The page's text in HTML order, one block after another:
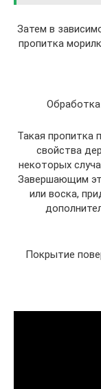
Затем в
пропитка
Такая пропитка
свойства
некоторых
Завершающим
или воска,
Покрытие